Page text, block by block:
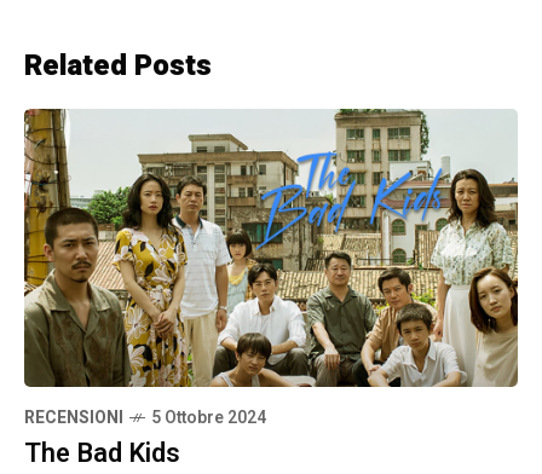
Related Posts
RECENSIONI 5 Ottobre 2024
The Bad Kids